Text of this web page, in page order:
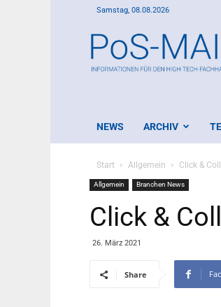
Samstag, 08.08.2026
Mail
NEWS ARCHIV
Start Allgemein Click &
Allgemein Branchen News
Click &
26. März 2021
Share